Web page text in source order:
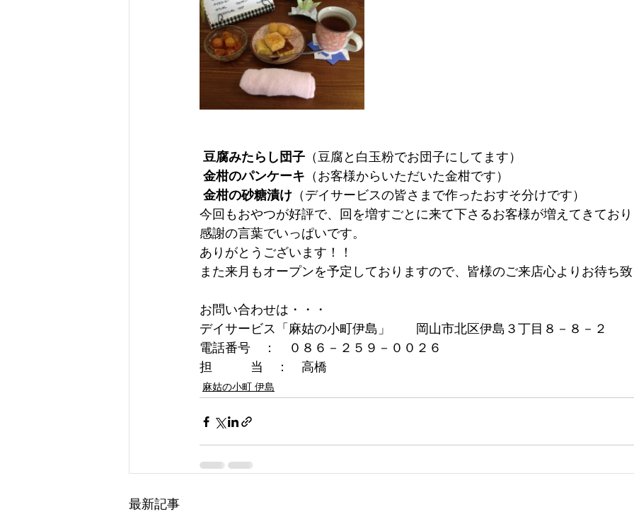
豆腐みたらし団子 （豆腐と白玉粉でお団子にしてます）
金柑のパンケーキ （お客様からいただいた金柑です）
金柑の砂糖漬け （デイサービスの皆さまで作ったおすそ分けです）
今回もおやつが好評で、回を増すごとに来て下さるお客様が増えてきており
感謝の言葉でいっぱいです。
ありがとうございます！！
また来月もオープンを予定しておりますので、皆様のご来店心よりお待ち
お問い合わせは・・・
デイサービス「麻姑の小町伊島」　　岡山市北区伊島３丁目８－８－２
電話番号　：　０８６－２５９－００２６
担　　　当　：　高橋
麻姑の小町 伊島
最新記事